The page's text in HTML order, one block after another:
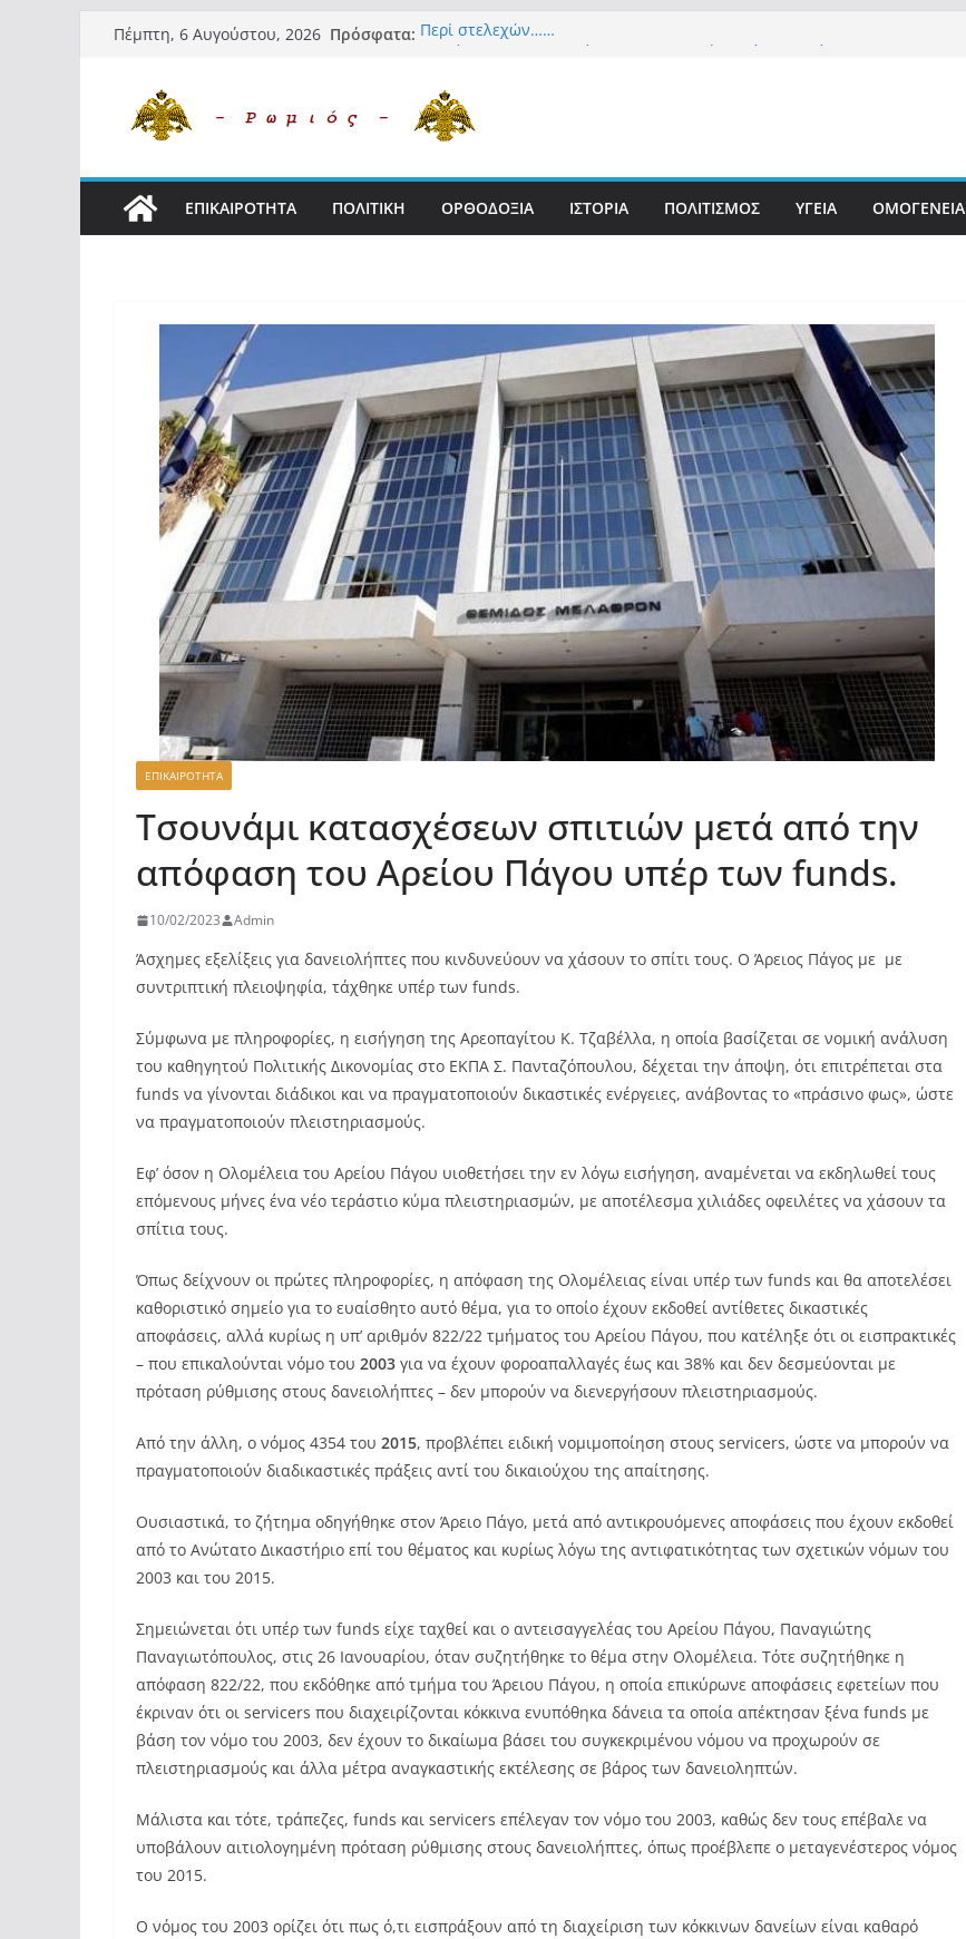
Μετάβαση
περιεχόμενο
Πέμπτη, 6 Αυγούστου, 2026 Πρόσφατα: Περί στελεχών……
εξουσίας»
Βόμβα: Με στήριξη Musk το νέο κόμμα Κασιδιάρη – Οι
ένοικοι του Μαξίμου σε πανικό, πατριωτικό τσουνάμι
μετά από τσίμπημα τσιμπουριού! – Η «μάχη» με τη σπάνια
λοίμωξη
ΕΠΙΚΑΙΡΟΤΗΤΑ ΠΟΛΙΤΙΚΗ ΟΡΘΟΔΟΞΙΑ ΙΣΤΟΡΙΑ ΠΟΛΙΤΙΣΜΟΣ ΥΓΕΙΑ ΟΜΟΓΕΝΕΙΑ
ΕΠΙΚΑΙΡΟΤΗΤΑ
Τσουνάμι κατασχέσεων σπιτιών μετά από την
απόφαση του Αρείου Πάγου υπέρ των funds.
10/02/2023 Admin
Άσχημες εξελίξεις για δανειολήπτες που κινδυνεύουν να χάσουν το σπίτι τους. Ο Άρειος Πάγος με με
συντριπτική πλειοψηφία, τάχθηκε υπέρ των funds.
Σύμφωνα με πληροφορίες, η εισήγηση της Αρεοπαγίτου Κ. Τζαβέλλα, η οποία βασίζεται σε νομική ανάλυση
του καθηγητού Πολιτικής Δικονομίας στο ΕΚΠΑ Σ. Πανταζόπουλου, δέχεται την άποψη, ότι επιτρέπεται στα
funds να γίνονται διάδικοι και να πραγματοποιούν δικαστικές ενέργειες, ανάβοντας το «πράσινο φως», ώστε
να πραγματοποιούν πλειστηριασμούς.
Εφ’ όσον η Ολομέλεια του Αρείου Πάγου υιοθετήσει την εν λόγω εισήγηση, αναμένεται να εκδηλωθεί τους
επόμενους μήνες ένα νέο τεράστιο κύμα πλειστηριασμών, με αποτέλεσμα χιλιάδες οφειλέτες να χάσουν τα
σπίτια τους.
Όπως δείχνουν οι πρώτες πληροφορίες, η απόφαση της Ολομέλειας είναι υπέρ των funds και θα αποτελέσει
καθοριστικό σημείο για το ευαίσθητο αυτό θέμα, για το οποίο έχουν εκδοθεί αντίθετες δικαστικές
αποφάσεις, αλλά κυρίως η υπ’ αριθμόν 822/22 τμήματος του Αρείου Πάγου, που κατέληξε ότι οι εισπρακτικές
– που επικαλούνται νόμο του 2003 για να έχουν φοροαπαλλαγές έως και 38% και δεν δεσμεύονται με
πρόταση ρύθμισης στους δανειολήπτες – δεν μπορούν να διενεργήσουν πλειστηριασμούς.
Από την άλλη, ο νόμος 4354 του 2015, προβλέπει ειδική νομιμοποίηση στους servicers, ώστε να μπορούν να
πραγματοποιούν διαδικαστικές πράξεις αντί του δικαιούχου της απαίτησης.
Ουσιαστικά, το ζήτημα οδηγήθηκε στον Άρειο Πάγο, μετά από αντικρουόμενες αποφάσεις που έχουν εκδοθεί
από το Ανώτατο Δικαστήριο επί του θέματος και κυρίως λόγω της αντιφατικότητας των σχετικών νόμων του
2003 και του 2015.
Σημειώνεται ότι υπέρ των funds είχε ταχθεί και ο αντεισαγγελέας του Αρείου Πάγου, Παναγιώτης
Παναγιωτόπουλος, στις 26 Ιανουαρίου, όταν συζητήθηκε το θέμα στην Ολομέλεια. Τότε συζητήθηκε η
απόφαση 822/22, που εκδόθηκε από τμήμα του Άρειου Πάγου, η οποία επικύρωνε αποφάσεις εφετείων που
έκριναν ότι οι servicers που διαχειρίζονται κόκκινα ενυπόθηκα δάνεια τα οποία απέκτησαν ξένα funds με
βάση τον νόμο του 2003, δεν έχουν το δικαίωμα βάσει του συγκεκριμένου νόμου να προχωρούν σε
πλειστηριασμούς και άλλα μέτρα αναγκαστικής εκτέλεσης σε βάρος των δανειοληπτών.
Μάλιστα και τότε, τράπεζες, funds και servicers επέλεγαν τον νόμο του 2003, καθώς δεν τους επέβαλε να
υποβάλουν αιτιολογημένη πρόταση ρύθμισης στους δανειολήπτες, όπως προέβλεπε ο μεταγενέστερος νόμος
του 2015.
Ο νόμος του 2003 ορίζει ότι πως ό,τι εισπράξουν από τη διαχείριση των κόκκινων δανείων είναι καθαρό